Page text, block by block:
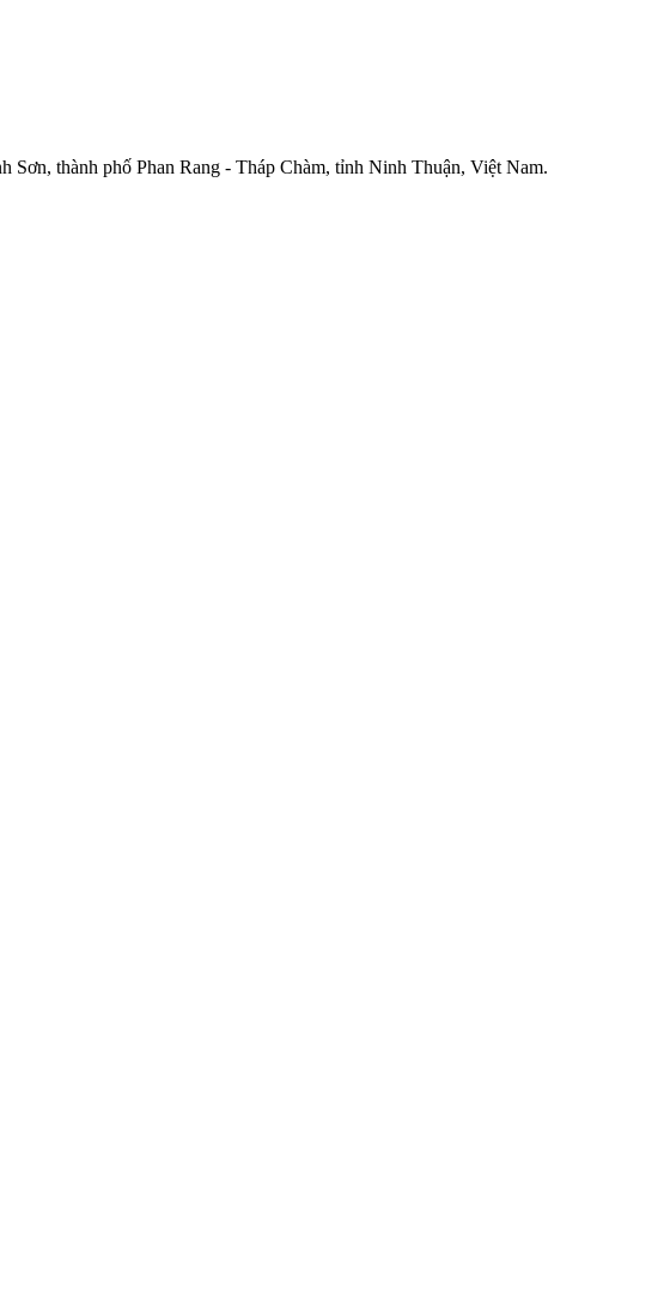
Sơn, thành phố Phan Rang - Tháp Chàm, tỉnh Ninh Thuận, Việt Nam.